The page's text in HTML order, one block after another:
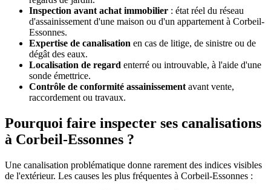
Inspection avant achat immobilier : état réel du réseau
d'assainissement d'une maison ou d'un appartement à Corbeil-
Essonnes.
Expertise de canalisation en cas de litige, de sinistre ou de
dégât des eaux.
Localisation de regard enterré ou introuvable, à l'aide d'une
sonde émettrice.
Contrôle de conformité assainissement avant vente,
raccordement ou travaux.
Pourquoi faire inspecter ses canalisations
à Corbeil-Essonnes ?
Une canalisation problématique donne rarement des indices visibles
de l'extérieur. Les causes les plus fréquentes à Corbeil-Essonnes :